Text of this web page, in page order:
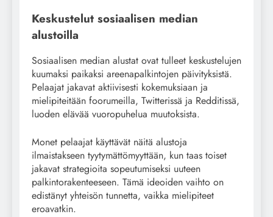
Keskustelut sosiaalisen median
alustoilla
Sosiaalisen median alustat ovat tulleet keskustelujen
kuumaksi paikaksi areenapalkintojen päivityksistä.
Pelaajat jakavat aktiivisesti kokemuksiaan ja
mielipiteitään foorumeilla, Twitterissä ja Redditissä,
luoden elävää vuoropuhelua muutoksista.
Monet pelaajat käyttävät näitä alustoja
ilmaistakseen tyytymättömyyttään, kun taas toiset
jakavat strategioita sopeutumiseksi uuteen
palkintorakenteeseen. Tämä ideoiden vaihto on
edistänyt yhteisön tunnetta, vaikka mielipiteet
eroavatkin.